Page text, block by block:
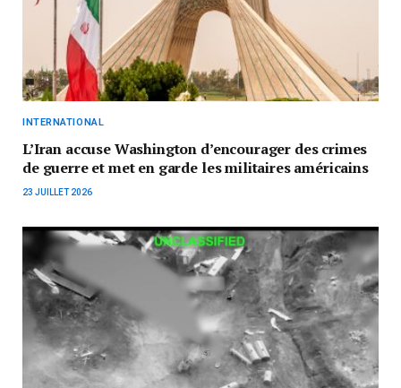
INTERNATIONAL
L’Iran accuse Washington d’encourager des crimes
de guerre et met en garde les militaires américains
23 JUILLET 2026